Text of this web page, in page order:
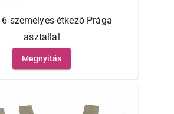
személyes étkező Prága
asztallal
Megnyitás